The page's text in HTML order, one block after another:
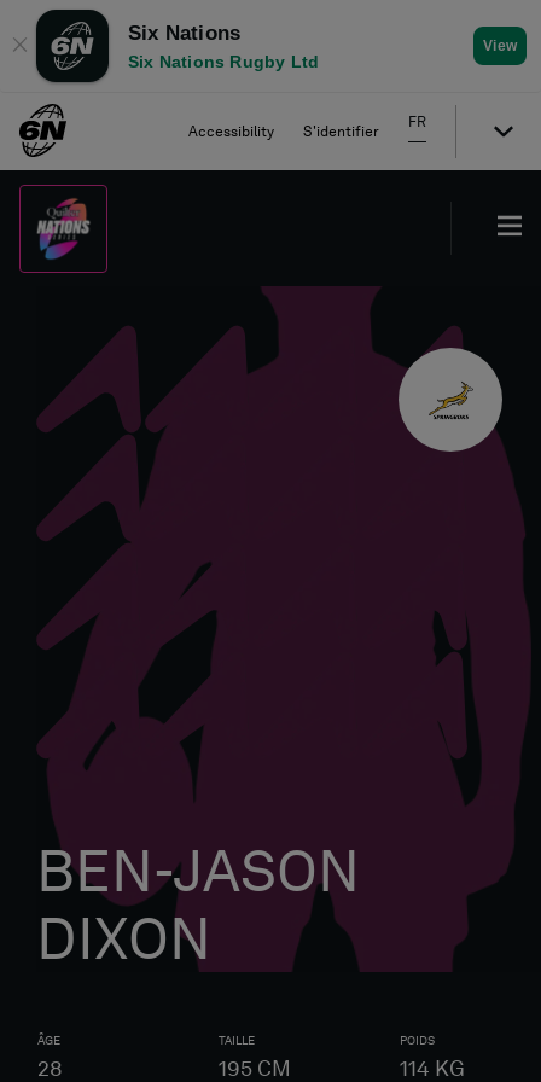
✕
Six Nations
Six Nations Rugby Ltd
View
Accessibility S'identifier
FR
BEN-JASON
DIXON
ÂGE
28
TAILLE
195 CM
POIDS
114 KG